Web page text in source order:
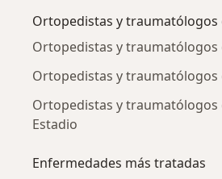
Ortopedistas y traumatólogos
Ortopedistas y traumatólogos
Ortopedistas y traumatólogos
Ortopedistas y traumatólogos
Estadio
Enfermedades más tratadas